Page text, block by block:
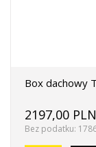
Box dachowy
2197,00 PLN
Bez podatku: